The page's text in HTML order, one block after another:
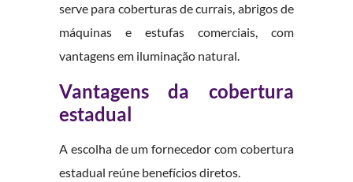
serve para coberturas de currais, abrigos de
máquinas e estufas comerciais, com
vantagens em iluminação natural.
Vantagens da cobertura
estadual
A escolha de um fornecedor com cobertura
estadual reúne benefícios diretos.